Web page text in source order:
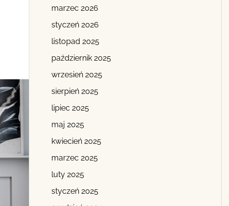
marzec 2026
styczeń 2026
listopad 2025
październik 2025
wrzesień 2025
sierpień 2025
lipiec 2025
maj 2025
kwiecień 2025
marzec 2025
luty 2025
styczeń 2025